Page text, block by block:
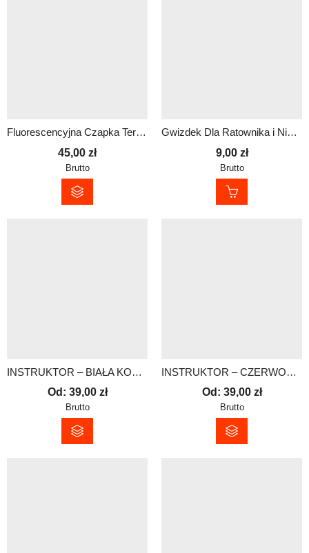
Fluorescencyjna Czapka Termoaktywna z Dowolnym Nadrukiem | Czerwona
45,00 zł
Brutto
Gwizdek Dla Ratownika i Nie Tylko
9,00 zł
Brutto
INSTRUKTOR – BIAŁA KOSZULKA TECHNICZNA – MĘSKA
Od: 39,00 zł
Brutto
INSTRUKTOR – CZERWONA KOSZULKA TECHNICZNA – MĘSKA
Od: 39,00 zł
Brutto